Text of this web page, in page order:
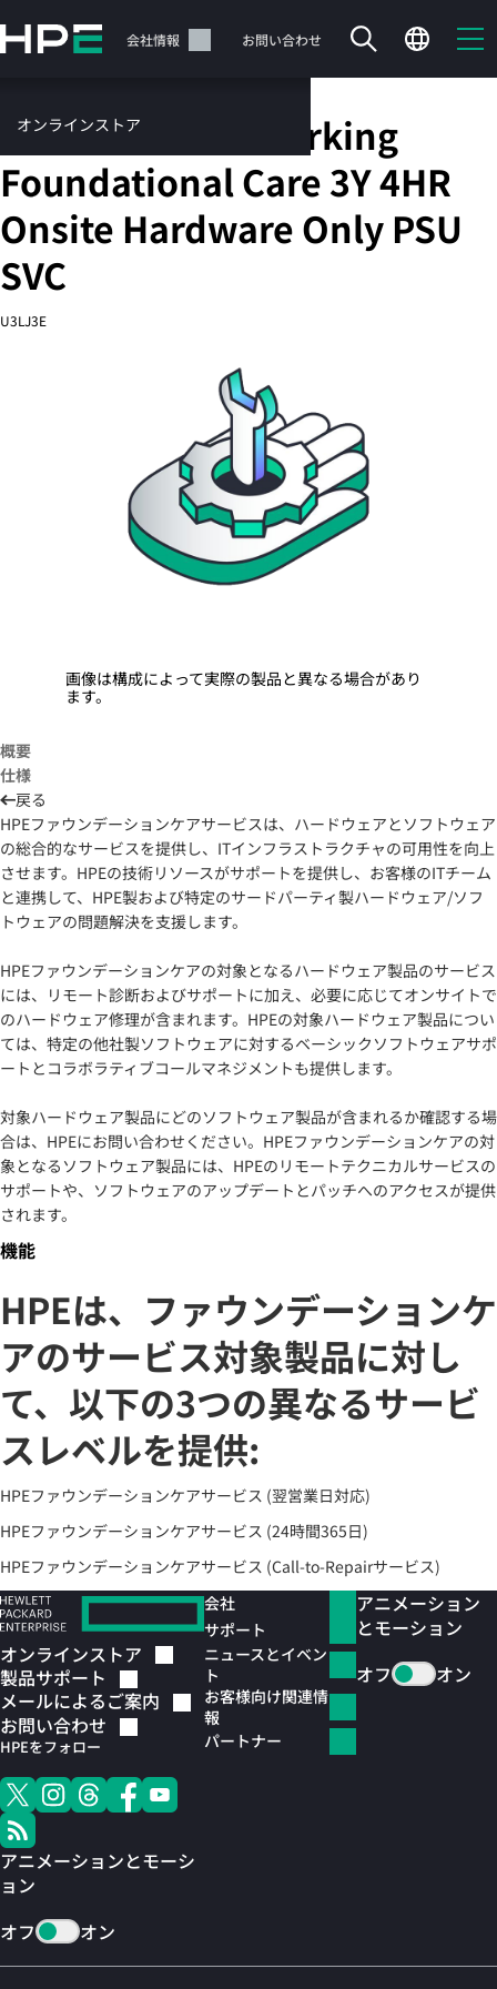
イ
テ
ン
に
ス
キ
プ
サポート 会社情報 お問い合わせ
オンラインストア
お問い合わせ
今すぐ購入
HPE Aruba Networking
Foundational Care 3Y 4HR
Onsite Hardware Only PSU
SVC
U3LJ3E
画像は構成によって実際の製品と異なる場合があり
ます。
概要
仕様
戻る
HPEファウンデーションケアサービスは、ハードウェアとソフトウェア
の総合的なサービスを提供し、ITインフラストラクチャの可用性を向上
させます。HPEの技術リソースがサポートを提供し、お客様のITチーム
と連携して、HPE製および特定のサードパーティ製ハードウェア/ソフ
トウェアの問題解決を支援します。
HPEファウンデーションケアの対象となるハードウェア製品のサービス
には、リモート診断およびサポートに加え、必要に応じてオンサイトで
のハードウェア修理が含まれます。HPEの対象ハードウェア製品につい
ては、特定の他社製ソフトウェアに対するベーシックソフトウェアサポ
ートとコラボラティブコールマネジメントも提供します。
対象ハードウェア製品にどのソフトウェア製品が含まれるか確認する場
合は、HPEにお問い合わせください。HPEファウンデーションケアの対
象となるソフトウェア製品には、HPEのリモートテクニカルサービスの
サポートや、ソフトウェアのアップデートとパッチへのアクセスが提供
されます。
機能
HPEは、ファウンデーションケ
アのサービス対象製品に対し
て、以下の3つの異なるサービ
スレベルを提供:
HPEファウンデーションケアサービス (翌営業日対応)
HPEファウンデーションケアサービス (24時間365日)
HPEファウンデーションケアサービス (Call-to-Repairサービス)
オンラインストア
製品サポート
メールによるご案内
お問い合わせ
HPEをフォロー
アニメーションとモーシ
ョン
オフ
オン
会社
サポート
ニュースとイベン
ト
お客様向け関連情
報
パートナー
アニメーション
とモーション
オフ
オン